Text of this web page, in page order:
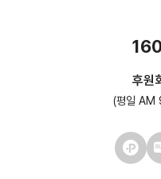
후원
(평일